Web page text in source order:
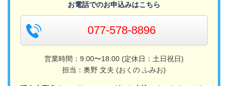
お電話でのお申込みはこちら
077-578-8896
営業時間：9:00〜18:00 (定休日：土日祝日)
担当：奥野 文夫 (おくの ふみお)